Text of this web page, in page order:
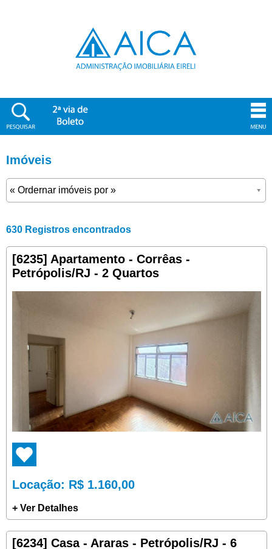
Imóveis
630 Registros encontrados
[6235] Apartamento - Corrêas -
Petrópolis/RJ - 2 Quartos
Locação: R$ 1.160,00
+ Ver Detalhes
[6234] Casa - Araras - Petrópolis/RJ - 6